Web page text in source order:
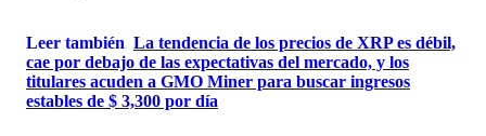
Leer también La tendencia de los precios de XRP es débil,
cae por debajo de las expectativas del mercado, y los
titulares acuden a GMO Miner para buscar ingresos
estables de $ 3,300 por día